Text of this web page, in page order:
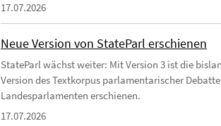
17.07.2026
Neue Version von StateParl erschienen
StateParl wächst weiter: Mit Version 3 ist die
Version des Textkorpus parlamentarischer
Landesparlamenten erschienen.
17.07.2026